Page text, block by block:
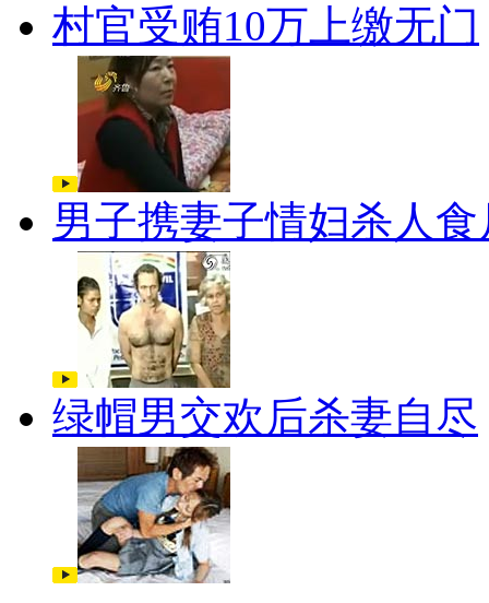
村官受贿10万上缴无门
男子携妻子情妇杀人食
绿帽男交欢后杀妻自尽